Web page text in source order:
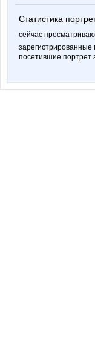
Статистика
сейчас
зарегистрированные
посетившие портрет